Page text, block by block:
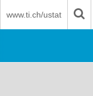
www.ti.ch/ustat